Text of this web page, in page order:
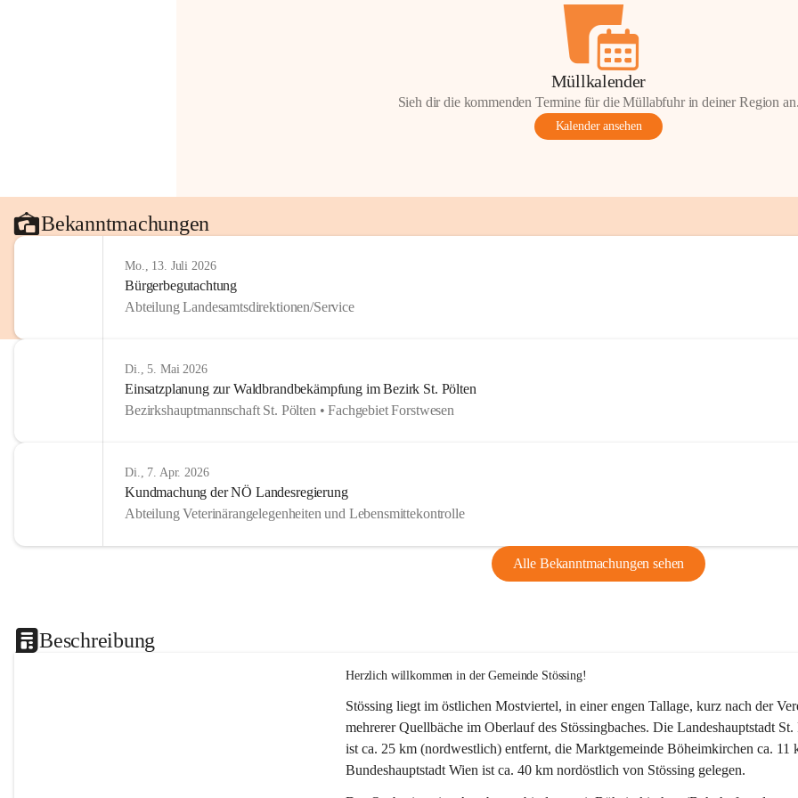
Müllkalender
Sieh dir die kommenden Termine für die Müllabfuhr in deiner Region
Kalender ansehen
Bekanntmachungen
Mo., 13. Juli 2026
Bürgerbegutachtung
Abteilung Landesamtsdirektionen/Service
Di., 5. Mai 2026
Einsatzplanung zur Waldbrandbekämpfung im Bezirk St. Pölten
Bezirkshauptmannschaft St. Pölten • Fachgebiet Forstwesen
Di., 7. Apr. 2026
Kundmachung der NÖ Landesregierung
Abteilung Veterinärangelegenheiten und Lebensmittekontrolle
Alle Bekanntmachungen sehen
Beschreibung
Herzlich willkommen in der Gemeinde Stössing!
Stössing liegt im östlichen Mostviertel, in einer engen Tallage, kurz nach der
mehrerer Quellbäche im Oberlauf des Stössingbaches. Die Landeshauptstadt
ist ca. 25 km (nordwestlich) entfernt, die Marktgemeinde Böheimkirchen ca.
Bundeshauptstadt Wien ist ca. 40 km nordöstlich von Stössing gelegen.